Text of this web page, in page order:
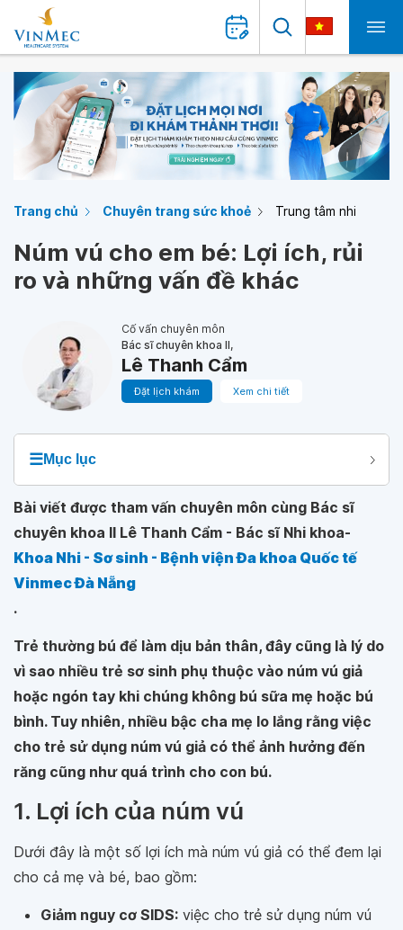
Trang chủ Chuyên trang sức khoẻ Trung tâm nhi
Núm vú cho em bé: Lợi ích, rủi
ro và những vấn đề khác
Cố vấn chuyên môn
Bác sĩ chuyên khoa II,
Lê Thanh Cẩm
Đặt lịch khám Xem chi tiết
☰Mục lục
Bài viết được tham vấn chuyên môn cùng Bác sĩ
chuyên khoa II Lê Thanh Cẩm - Bác sĩ Nhi khoa-
Khoa Nhi - Sơ sinh - Bệnh viện Đa khoa Quốc tế
Vinmec Đà Nẵng
.
Trẻ thường bú để làm dịu bản thân, đây cũng là lý do
vì sao nhiều trẻ sơ sinh phụ thuộc vào núm vú giả
hoặc ngón tay khi chúng không bú sữa mẹ hoặc bú
bình. Tuy nhiên, nhiều bậc cha mẹ lo lắng rằng việc
cho trẻ sử dụng núm vú giả có thể ảnh hưởng đến
răng cũng như quá trình cho con bú.
1. Lợi ích của núm vú
Dưới đây là một số lợi ích mà núm vú giả có thể đem lại
cho cả mẹ và bé, bao gồm:
Giảm nguy cơ SIDS: việc cho trẻ sử dụng núm vú